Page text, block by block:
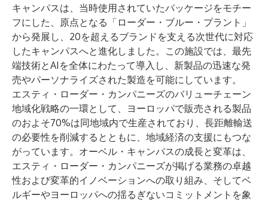
キャンパスは、当時使用されていたパッケージをモチー
フにした、原点となる「ローダー・ブルー・プラント」
から発展し、20を超えるブランドを支える次世代に対応
したキャンパスへと進化しました。この施設では、最先
端技術とAIを全体にわたって導入し、新製品の迅速な発
売やパーソナライズされた製造を可能にしています。
エスティ・ローダー・カンパニーズのバリューチェーン
地域化戦略の一環として、ヨーロッパで販売される製品
のおよそ70%は同地域内で生産されており、長距離輸送
の必要性を削減するとともに、地域経済の支援にもつな
がっています。オーベル・キャンパスの成長と変革は、
エスティ・ローダー・カンパニーズが掲げる業務の卓越
性および変革的イノベーションへの取り組み、そしてベ
ルギーやヨーロッパへの揺るぎないコミットメントを象